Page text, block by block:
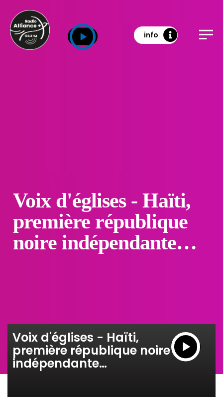
info
Voix d'églises - Haïti,
première république
noire indépendante…
Voix d'églises - Haïti,
première république noire
indépendante…